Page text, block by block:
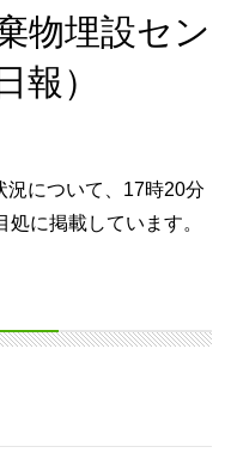
物埋設セン
報）
況について、17時20分
に掲載しています。